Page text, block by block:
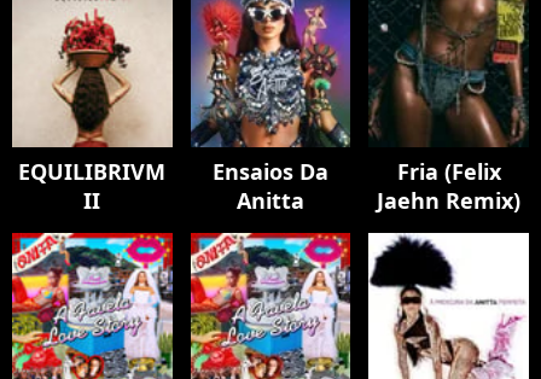
EQUILIBRIVM
II
Ensaios Da
Anitta
Fria (Felix
Jaehn Remix)